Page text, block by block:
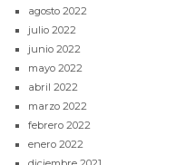
agosto 2022
julio 2022
junio 2022
mayo 2022
abril 2022
marzo 2022
febrero 2022
enero 2022